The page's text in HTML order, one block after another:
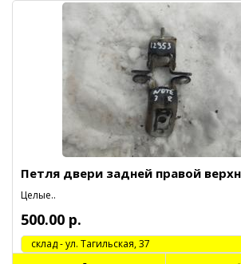
Петля двери задней правой
Целые..
500.00 р.
cклад - ул. Тагильская, 37